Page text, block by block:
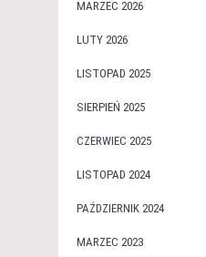
MARZEC 2026
LUTY 2026
LISTOPAD 2025
SIERPIEŃ 2025
CZERWIEC 2025
LISTOPAD 2024
PAŹDZIERNIK 2024
MARZEC 2023